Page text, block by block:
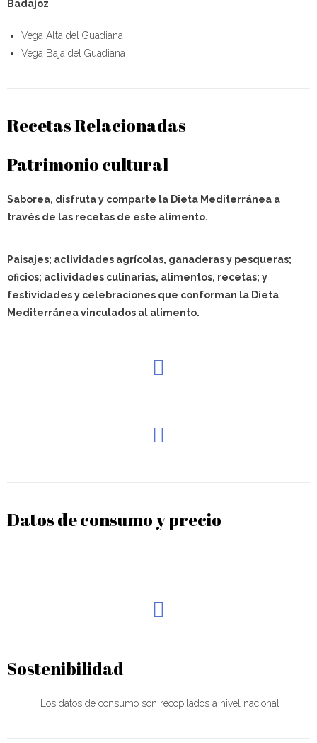
Badajoz
Vega Alta del Guadiana
Vega Baja del Guadiana
Recetas Relacionadas
Patrimonio cultural
Saborea, disfruta y comparte la Dieta Mediterránea a
través de las recetas de este alimento.
Paisajes; actividades agrícolas, ganaderas y pesqueras;
oficios; actividades culinarias, alimentos, recetas; y
festividades y celebraciones que conforman la Dieta
Mediterránea vinculados al alimento.
Datos de consumo y precio
Sostenibilidad
Los datos de consumo son recopilados a nivel nacional